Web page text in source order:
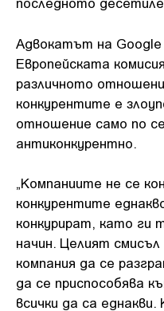
Адвокатът на Google
Европейската
различното
конкурентите е
отношение само по
антиконкурентно.
„Компаниите не се
конкурентите
конкурират, като ги
начин. Целият
компания да се
да се приспособява
всички да са